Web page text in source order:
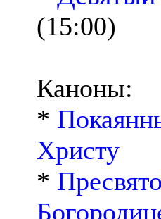
(15:00)
Каноны:
*
Христу
*